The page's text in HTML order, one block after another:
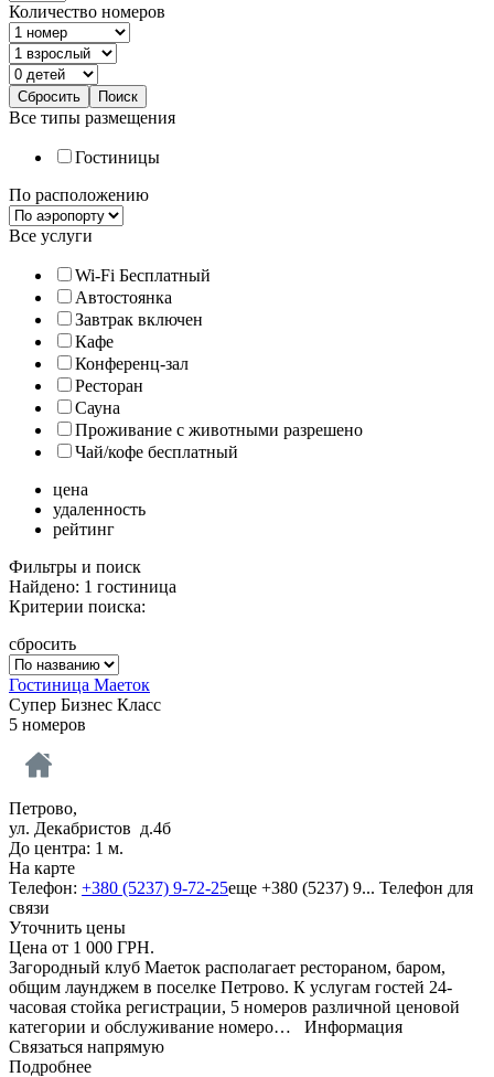
Количество номеров
Все типы размещения
Гостиницы
По расположению
Все услуги
Wi-Fi Бесплатный
Автостоянка
Завтрак включен
Кафе
Конференц-зал
Ресторан
Сауна
Проживание с животными разрешено
Чай/кофе бесплатный
цена
удаленность
рейтинг
Фильтры и поиск
Найдено: 1 гостиница
Критерии поиска:
сбросить
Гостиница Маеток
Супер Бизнес Класс
5 номеров
Петрово,
ул. Декабристов д.4б
До центра: 1 м.
На карте
Телефон: +380 (5237) 9-72-25еще +380 (5237) 9... Телефон для
связи
Уточнить цены
Цена от 1 000 ГРН.
Загородный клуб Маеток располагает рестораном, баром,
общим лаунджем в поселке Петрово. К услугам гостей 24-
часовая стойка регистрации, 5 номеров различной ценовой
категории и обслуживание номеро… Информация
Связаться напрямую
Подробнее